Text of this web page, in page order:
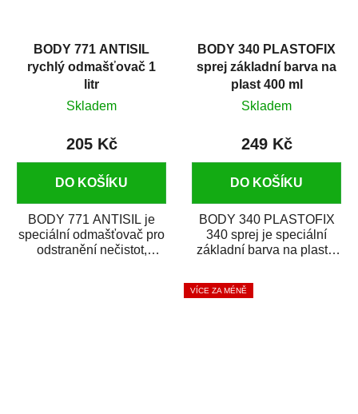
BODY 771 ANTISIL
rychlý odmašťovač 1
litr
Skladem
205 Kč
DO KOŠÍKU
BODY 771 ANTISIL je
speciální odmašťovač pro
odstranění nečistot,
BODY 340 PLASTOFIX
sprej základní barva na
plast 400 ml
Skladem
249 Kč
DO KOŠÍKU
BODY 340 PLASTOFIX
340 sprej je speciální
základní barva na plasty,
vrchních...
VÍCE ZA MÉNĚ